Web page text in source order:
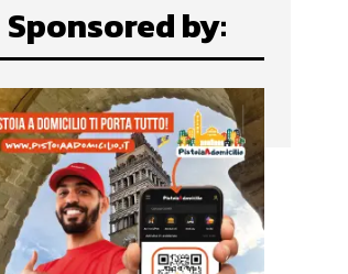
Sponsored by: